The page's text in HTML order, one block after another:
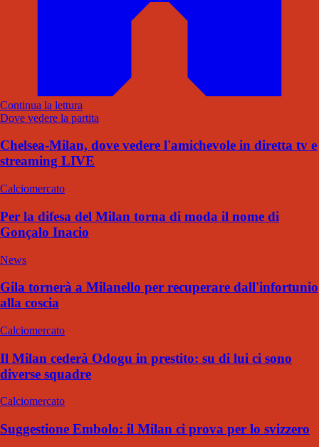
Continua la lettura
Dove vedere la partita
Chelsea-Milan, dove vedere l'amichevole in diretta tv e
streaming LIVE
Calciomercato
Per la difesa del Milan torna di moda il nome di
Gonçalo Inacio
News
Gila tornerà a Milanello per recuperare dall'infortunio
alla coscia
Calciomercato
Il Milan cederà Odogu in prestito: su di lui ci sono
diverse squadre
Calciomercato
Suggestione Embolo: il Milan ci prova per lo svizzero